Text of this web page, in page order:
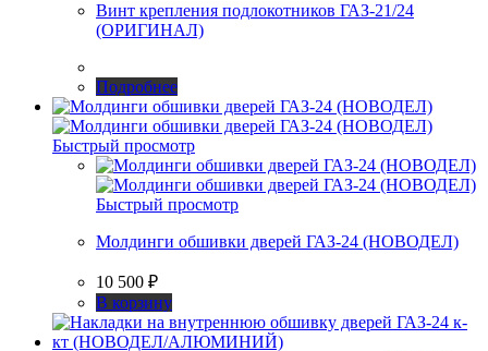
Винт крепления подлокотников ГАЗ-21/24
(ОРИГИНАЛ)
Подробнее
Быстрый просмотр
Быстрый просмотр
Молдинги обшивки дверей ГАЗ-24 (НОВОДЕЛ)
10 500 ₽
В корзину